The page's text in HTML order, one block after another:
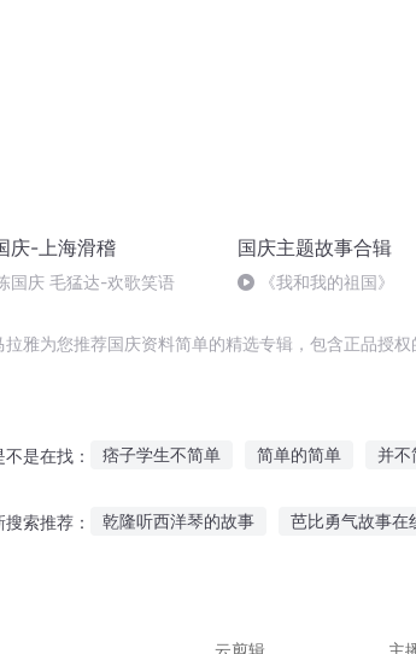
庆-上海滑稽
国庆 毛猛达-欢歌笑语
国庆主题故事合辑
《我和我的祖国》
拉雅为您推荐国庆资料简单的精选专辑，包含正品授
不是在找： 痞子学生不简单 简单的简单 并不
搜索推荐： 乾隆听西洋琴的故事 芭比勇气故事在
云剪辑
主